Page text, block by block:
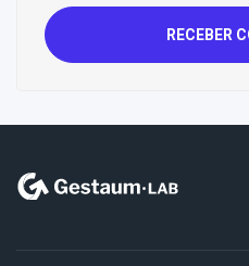
RECEBER